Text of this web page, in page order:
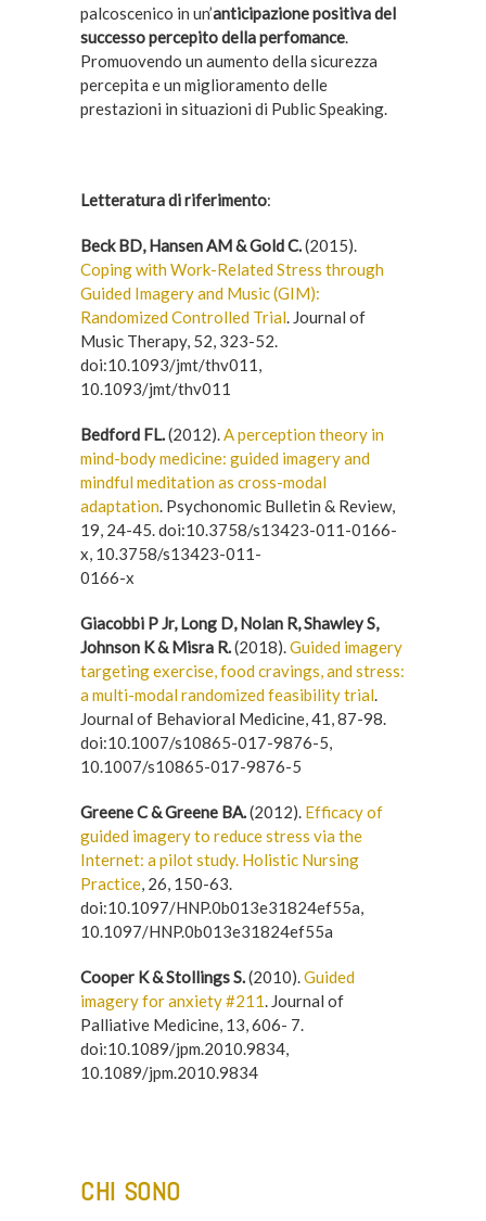
palcoscenico in un’anticipazione positiva del
successo percepito della perfomance.
Promuovendo un aumento della sicurezza
percepita e un miglioramento delle
prestazioni in situazioni di Public Speaking.
Letteratura di riferimento:
Beck BD, Hansen AM & Gold C.(2015).
Coping with Work-Related Stress through
Guided Imagery and Music (GIM):
Randomized Controlled Trial. Journal of
Music Therapy, 52, 323-52.
doi:10.1093/jmt/thv011,
10.1093/jmt/thv011
Bedford FL.(2012).A perception theory in
mind-body medicine: guided imagery and
mindful meditation as cross-modal
adaptation. Psychonomic Bulletin & Review,
19, 24-45. doi:10.3758/s13423-011-0166-
x, 10.3758/s13423-011-
0166-x
Giacobbi P Jr, Long D, Nolan R, Shawley S,
Johnson K & Misra R.(2018).Guided imagery
targeting exercise, food cravings, and stress:
a multi-modal randomized feasibility trial.
Journal of Behavioral Medicine, 41, 87-98.
doi:10.1007/s10865-017-9876-5,
10.1007/s10865-017-9876-5
Greene C & Greene BA.(2012). Efficacy of
guided imagery to reduce stress via the
Internet: a pilot study. Holistic Nursing
Practice, 26, 150-63.
doi:10.1097/HNP.0b013e31824ef55a,
10.1097/HNP.0b013e31824ef55a
Cooper K & Stollings S.(2010).Guided
imagery for anxiety #211. Journal of
Palliative Medicine, 13, 606- 7.
doi:10.1089/jpm.2010.9834,
10.1089/jpm.2010.9834
CHI SONO